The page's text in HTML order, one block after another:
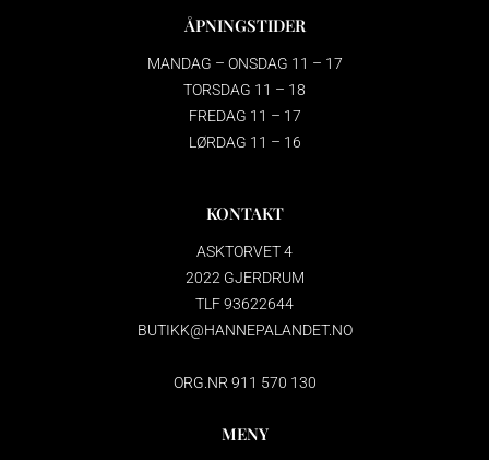
ÅPNINGSTIDER
MANDAG – ONSDAG 11 – 17
TORSDAG 11 – 18
FREDAG 11 – 17
LØRDAG 11 – 16
KONTAKT
ASKTORVET 4
2022 GJERDRUM
TLF 93622644
BUTIKK@HANNEPALANDET.NO
ORG.NR 911 570 130
MENY